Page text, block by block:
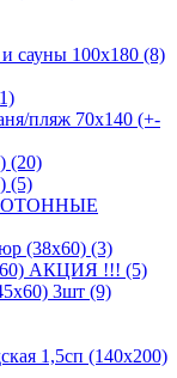
сауны 100х180 (8)
пляж 70х140 (+-
(20)
(5)
(38х60) (3)
АКЦИЯ !!! (5)
3шт (9)
1,5сп (140х200)